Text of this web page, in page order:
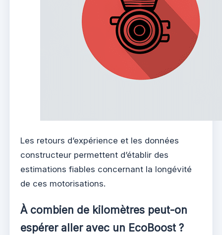
Les retours d’expérience et les données
constructeur permettent d’établir des
estimations fiables concernant la longévité
de ces motorisations.
À combien de kilomètres peut-on
espérer aller avec un EcoBoost ?